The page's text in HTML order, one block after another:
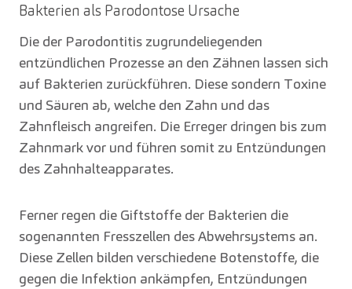
Bakterien als Parodontose Ursache
Die der Parodontitis zugrundeliegenden
entzündlichen Prozesse an den Zähnen lassen sich
auf Bakterien zurückführen. Diese sondern Toxine
und Säuren ab, welche den Zahn und das
Zahnfleisch angreifen. Die Erreger dringen bis zum
Zahnmark vor und führen somit zu Entzündungen
des Zahnhalteapparates.
Ferner regen die Giftstoffe der Bakterien die
sogenannten Fresszellen des Abwehrsystems an.
Diese Zellen bilden verschiedene Botenstoffe, die
gegen die Infektion ankämpfen, Entzündungen